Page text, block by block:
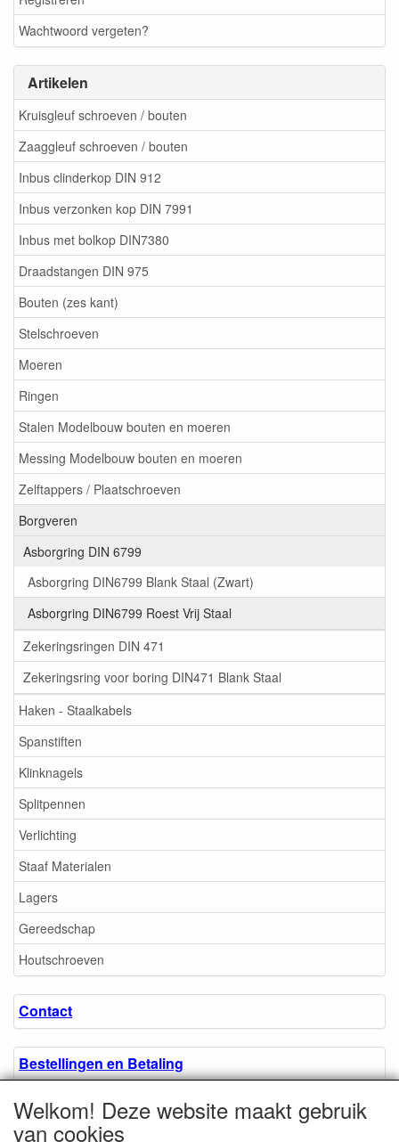
Wachtwoord vergeten?
Artikelen
Kruisgleuf schroeven / bouten
Zaaggleuf schroeven / bouten
Inbus clinderkop DIN 912
Inbus verzonken kop DIN 7991
Inbus met bolkop DIN7380
Draadstangen DIN 975
Bouten (zes kant)
Stelschroeven
Moeren
Ringen
Stalen Modelbouw bouten en moeren
Messing Modelbouw bouten en moeren
Zelftappers / Plaatschroeven
Borgveren
Asborgring DIN 6799
Asborgring DIN6799 Blank Staal (Zwart)
Asborgring DIN6799 Roest Vrij Staal
Zekeringsringen DIN 471
Zekeringsring voor boring DIN471 Blank Staal
Haken - Staalkabels
Spanstiften
Klinknagels
Splitpennen
Verlichting
Staaf Materialen
Lagers
Gereedschap
Houtschroeven
Contact
Bestellingen en Betaling
Algemene voorwaarden
Welkom! Deze website maakt gebruik
van cookies